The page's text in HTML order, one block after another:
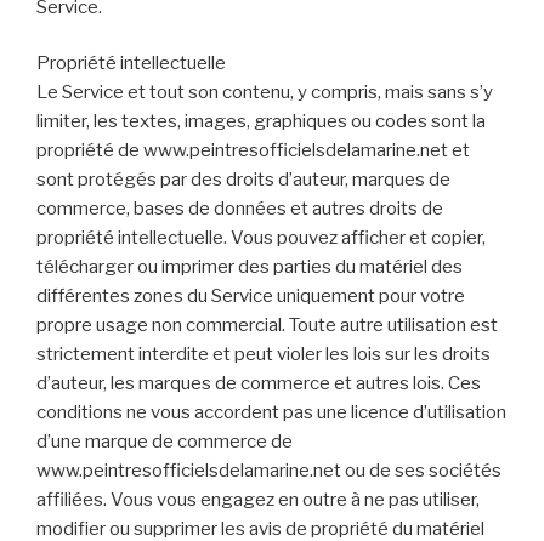
Service.
Propriété intellectuelle
Le Service et tout son contenu, y compris, mais sans s’y
limiter, les textes, images, graphiques ou codes sont la
propriété de www.peintresofficielsdelamarine.net et
sont protégés par des droits d’auteur, marques de
commerce, bases de données et autres droits de
propriété intellectuelle. Vous pouvez afficher et copier,
télécharger ou imprimer des parties du matériel des
différentes zones du Service uniquement pour votre
propre usage non commercial. Toute autre utilisation est
strictement interdite et peut violer les lois sur les droits
d’auteur, les marques de commerce et autres lois. Ces
conditions ne vous accordent pas une licence d’utilisation
d’une marque de commerce de
www.peintresofficielsdelamarine.net ou de ses sociétés
affiliées. Vous vous engagez en outre à ne pas utiliser,
modifier ou supprimer les avis de propriété du matériel